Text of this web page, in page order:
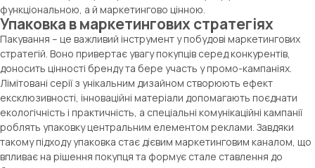
функціональною, а й маркетингово цінною.
Упаковка в маркетингових стратегіях
Пакування – це важливий інструмент у побудові маркетингових
стратегій. Воно привертає увагу покупців серед конкурентів,
доносить цінності бренду та бере участь у промо-кампаніях.
Лімітовані серії з унікальним дизайном створюють ефект
ексклюзивності, інноваційні матеріали допомагають поєднати
екологічність і практичність, а спеціальні комунікаційні кампанії
роблять упаковку центральним елементом реклами. Завдяки
такому підходу упаковка стає дієвим маркетинговим каналом, що
впливає на рішення покупця та формує стале ставлення до